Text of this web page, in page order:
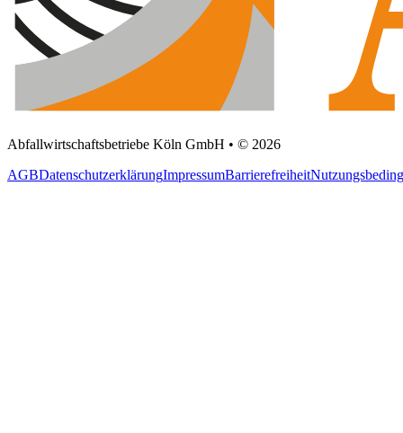
Abfallwirtschaftsbetriebe Köln GmbH • © 2026
AGBDatenschutzerklärungImpressumBarrierefreiheit